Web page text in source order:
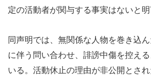
定の活動者が関与する事実はないと明
同声明では、無関係な人物を巻き込
に伴う問い合わせ、誹謗中傷を控え
いる。活動休止の理由が非公開とさ